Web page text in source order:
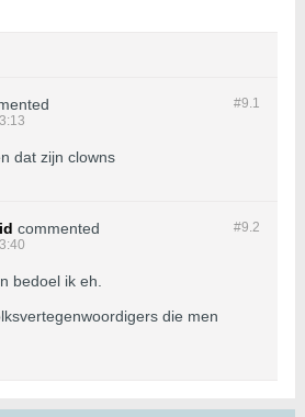
#9.1
dat zijn clowns
#9.2
commented
bedoel ik eh.
die men